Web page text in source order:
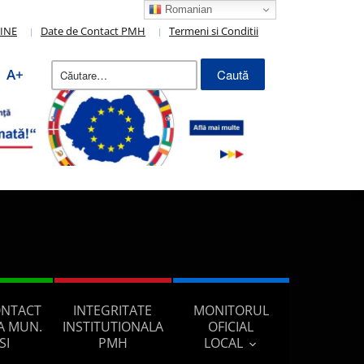
Date de Contact PMH Termeni si Conditii
A+
Caută
după:
MUN.
INTEGRITATE
INSTITUTIONALA
PMH
MONITORUL
OFICIAL
LOCAL
Romanian